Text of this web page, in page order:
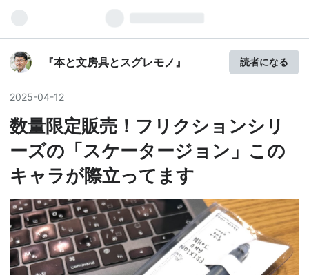
『本と文房具とスグレモノ』 読者になる
2025-04-12
数量限定販売！フリクションシリ
ーズの「スケータージョン」この
キャラが際立ってます